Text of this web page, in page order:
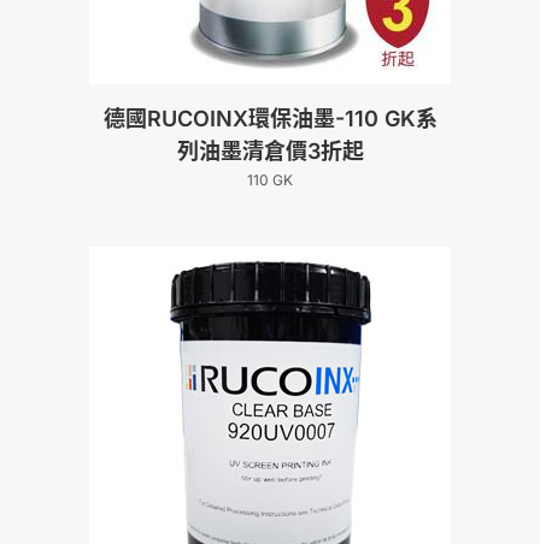
德國RUCOINX環保油墨-110 GK系
列油墨清倉價3折起
110 GK